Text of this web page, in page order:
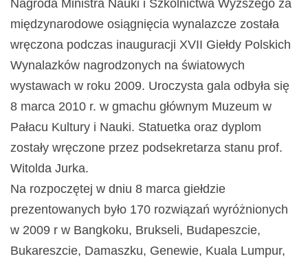
Nagroda Ministra Nauki i Szkolnictwa Wyższego za
międzynarodowe osiągnięcia wynalazcze została
wręczona podczas inauguracji XVII Giełdy Polskich
Wynalazków nagrodzonych na światowych
wystawach w roku 2009. Uroczysta gala odbyła się
8 marca 2010 r. w gmachu głównym Muzeum w
Pałacu Kultury i Nauki. Statuetka oraz dyplom
zostały wręczone przez podsekretarza stanu prof.
Witolda Jurka.
Na rozpoczętej w dniu 8 marca giełdzie
prezentowanych było 170 rozwiązań wyróżnionych
w 2009 r w Bangkoku, Brukseli, Budapeszcie,
Bukareszcie, Damaszku, Genewie, Kuala Lumpur,